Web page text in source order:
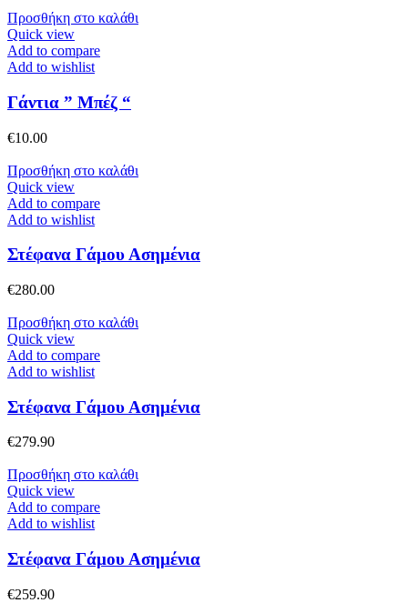
Προσθήκη στο καλάθι
Quick view
Add to compare
Add to wishlist
Γάντια ” Μπέζ “
€10.00
Προσθήκη στο καλάθι
Quick view
Add to compare
Add to wishlist
Στέφανα Γάμου Ασημένια
€280.00
Προσθήκη στο καλάθι
Quick view
Add to compare
Add to wishlist
Στέφανα Γάμου Ασημένια
€279.90
Προσθήκη στο καλάθι
Quick view
Add to compare
Add to wishlist
Στέφανα Γάμου Ασημένια
€259.90